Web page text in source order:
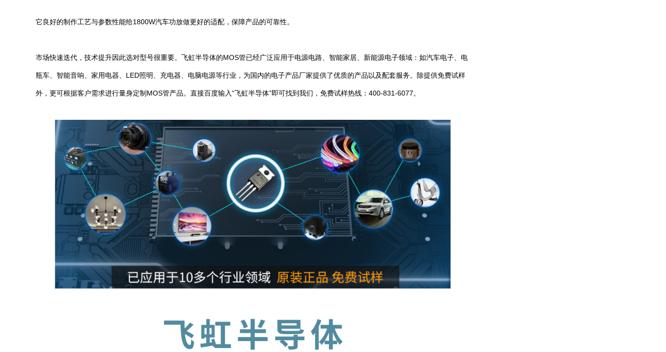
它良好的制作工艺与参数性能给1800W汽车功放做更好的适配，保障产品的可靠性。
市场快速迭代，技术提升因此选对型号很重要。飞虹半导体的MOS管已经广泛应用于电源电路、智能家居、新能源电子领域：如汽车电子、电
瓶车、智能音响、家用电器、LED照明、充电器、电脑电源等行业，为国内的电子产品厂家提供了优质的产品以及配套服务。除提供免费试样
外，更可根据客户需求进行量身定制MOS管产品。直接百度输入“飞虹半导体”即可找到我们，免费试样热线：400-831-6077。